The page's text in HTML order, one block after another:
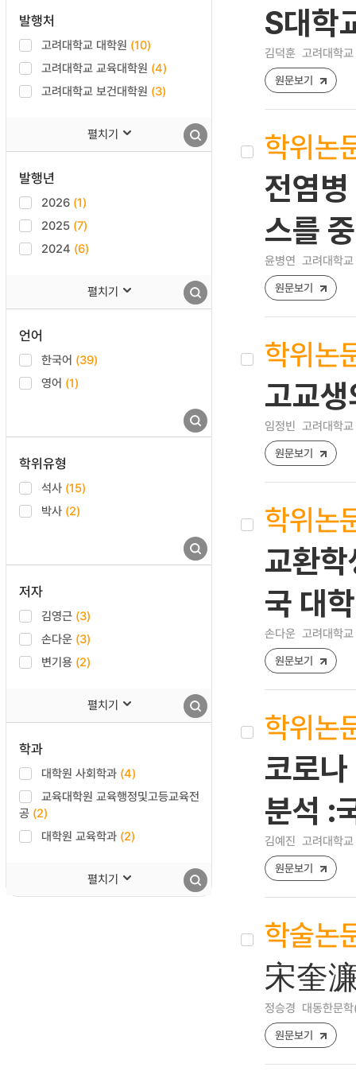
발행처
고려대학교 대학원 (10)
고려대학교 교육대학원 (4)
고려대학교 보건대학원 (3)
펼치기
발행년
2026 (1)
2025 (7)
2024 (6)
펼치기
언어
한국어 (39)
영어 (1)
학위유형
석사 (15)
박사 (2)
저자
김영근 (3)
손다운 (3)
변기용 (2)
펼치기
학과
대학원 사회학과 (4)
교육대학원 교육행정및고등교육전
공 (2)
대학원 교육학과 (2)
펼치기
S대학
김덕훈 고려대학
원문보기
학위논
전염
스를
윤병연 고려대학
원문보기
학위논
고교
임정빈 고려대학
원문보기
학위논
교환
국 대
손다운 고려대학
원문보기
학위논
코로
분석 :
김예진 고려대학
원문보기
학술논
宋奎
정승경 대동한문
원문보기